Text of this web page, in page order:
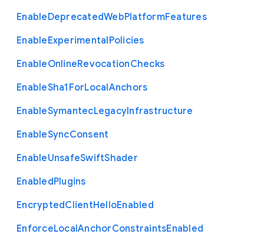
EnableDeprecatedWebPlatformFeatures
EnableExperimentalPolicies
EnableOnlineRevocationChecks
EnableSha1 ForLocalAnchors
EnableSymantecLegacyInfrastructure
EnableSyncConsent
EnableUnsafeSwiftShader
EnabledPlugins
EncryptedClientHelloEnabled
EnforceLocalAnchorConstraintsEnabled